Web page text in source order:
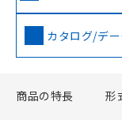
カタログ/デ
商品の特長 形